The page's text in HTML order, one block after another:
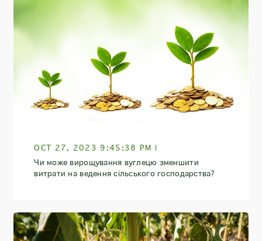
OCT 27, 2023 9:45:38 PM |
Чи може вирощування вуглецю зменшити
витрати на ведення сільського господарства?